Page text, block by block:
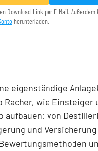
Download-Link per E-Mail.
herunterladen.
eigenständige
Racher, wie Einsteiger
von
und Versicherung